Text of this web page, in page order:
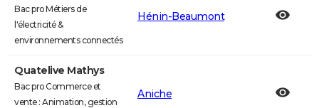
Bac pro Métiers de
l'électricité &
environnements connectés
Hénin-Beaumont
Quatelive Mathys
Bac pro Commerce et
vente : Animation, gestion
Aniche